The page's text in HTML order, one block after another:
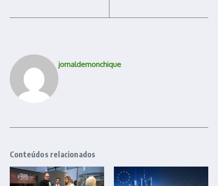
jornaldemonchique
Conteúdos relacionados